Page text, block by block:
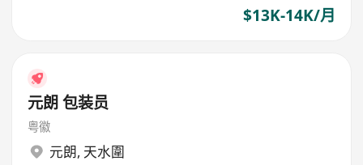
$13K-14K/月
元朗 包装员
粤徽
元朗, 天水圍